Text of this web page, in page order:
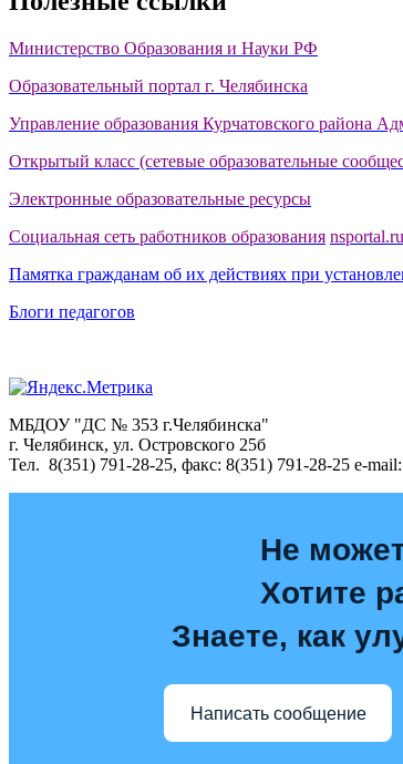
Министерство Образования и Науки РФ
Образовательный портал г. Челябинска
Управление образования Курчатовского района
Открытый класс (сетевые образовательные
Электронные образовательные ресурсы
Социальная сеть работников образования nsportal.ru
Памятка гражданам об их действиях при
Блоги педагогов
МБДОУ "ДС № 353 г.Челябинска"
г. Челябинск, ул. Островского 25б
Тел. 8(351) 791-28-25, факс: 8(351) 791-28-25 e-mail:
Не
Хотите
Знаете, как
Написать сообщение